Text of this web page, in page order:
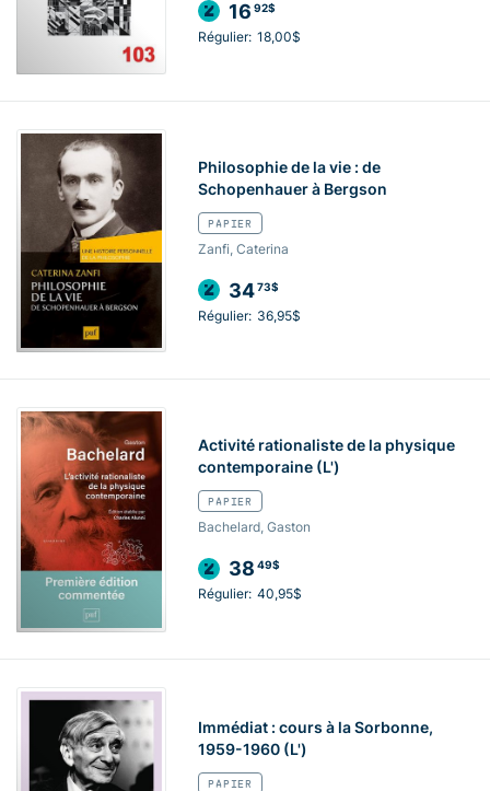
16 92$
Régulier: 18,00$
Philosophie de la vie : de
Schopenhauer à Bergson
PAPIER
Zanfi, Caterina
3473$
Régulier: 36,95$
Activité rationaliste de la physique
contemporaine (L')
PAPIER
Bachelard, Gaston
38 49$
Régulier: 40,95$
Immédiat : cours à la Sorbonne,
1959-1960 (L')
PAPIER